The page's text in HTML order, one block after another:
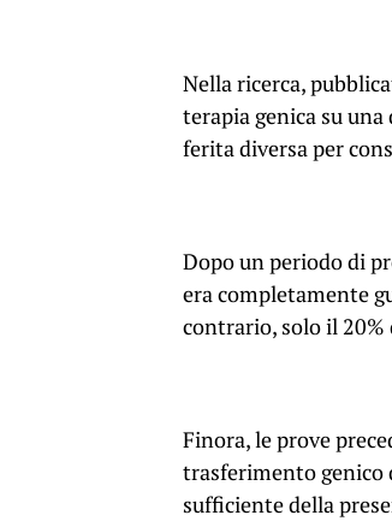
Nella ricerca,
terapia genica su
ferita diversa per
Dopo un periodo di
era completamente
contrario, solo il
Finora, le prove
trasferimento genico
sufficiente della